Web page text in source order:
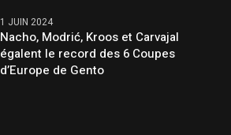
1 JUIN 2024
Nacho, Modrić, Kroos et Carvajal
égalent le record des 6 Coupes
d’Europe de Gento